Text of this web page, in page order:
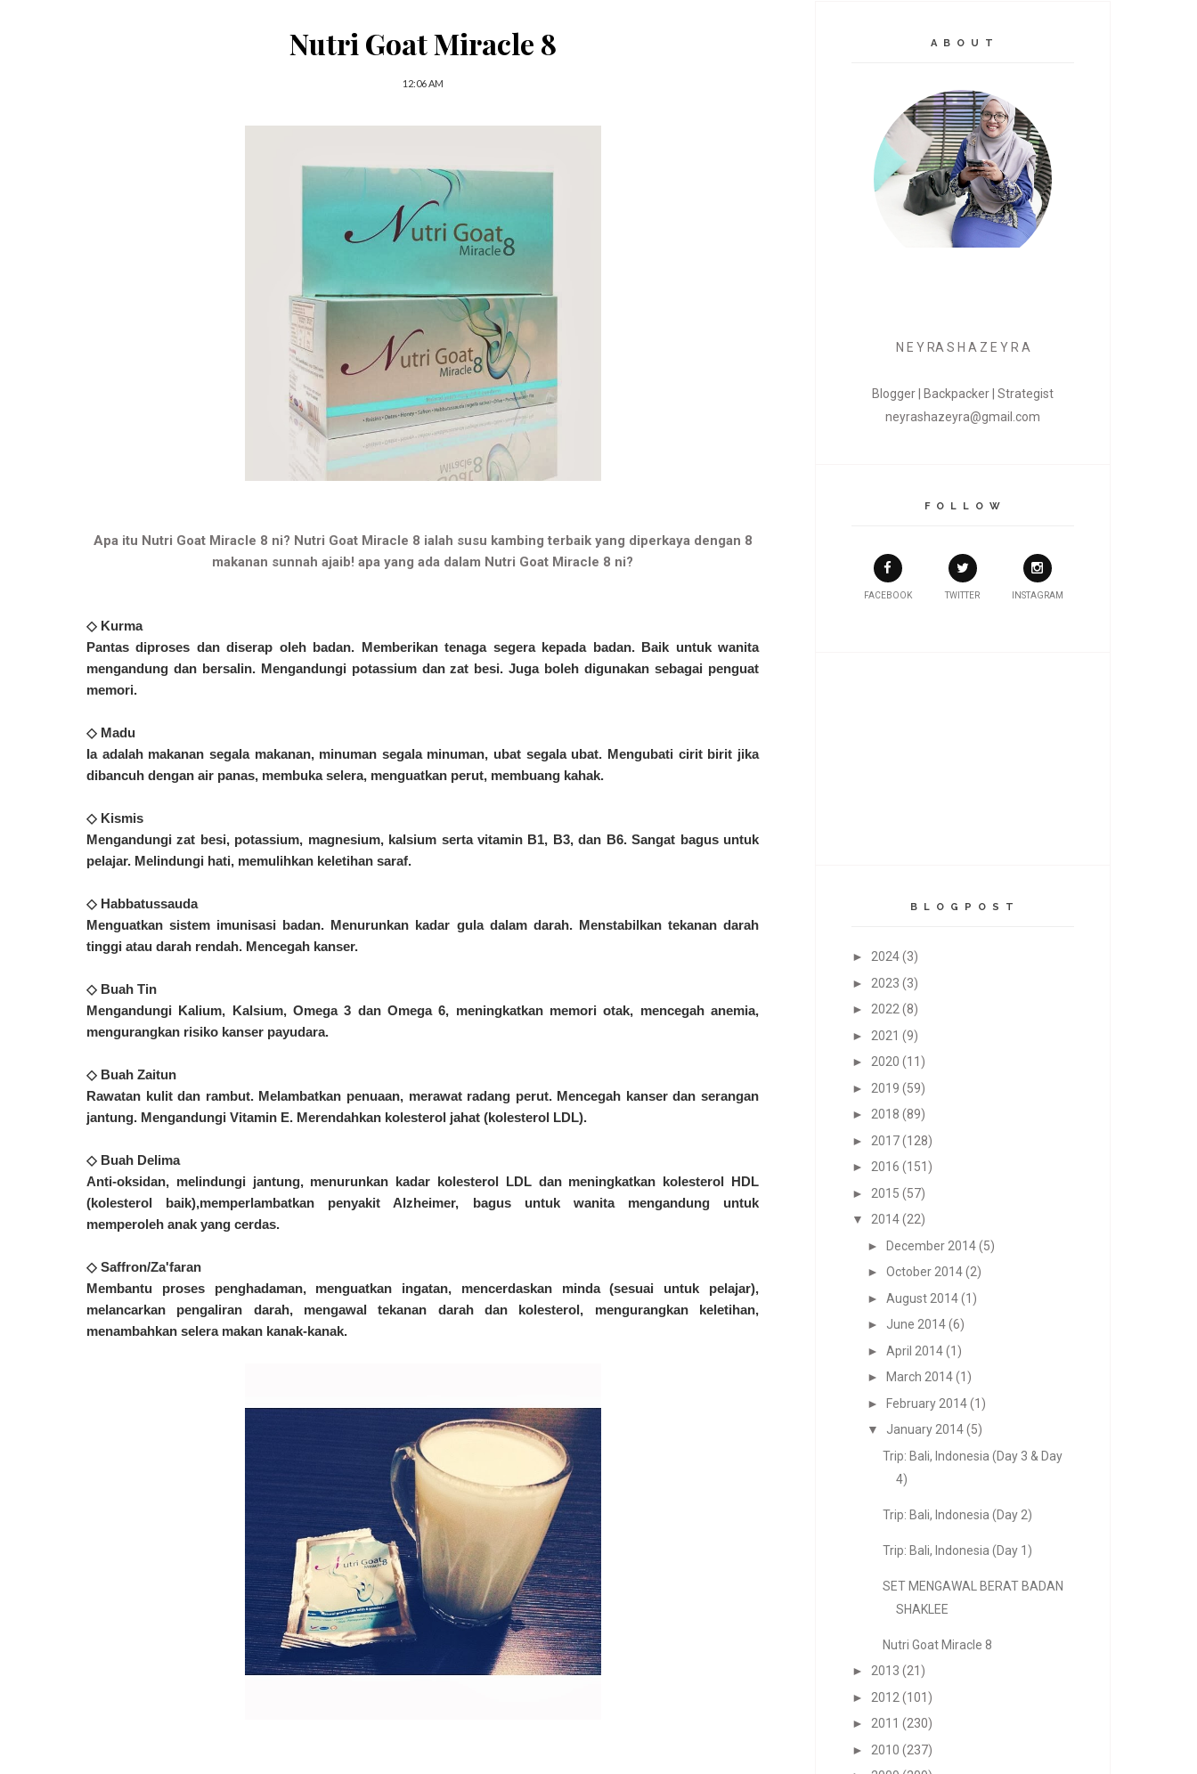
Nutri Goat Miracle 8
12:06 AM
Apa itu Nutri Goat Miracle 8 ni? Nutri Goat Miracle 8 ialah susu kambing terbaik yang diperkaya dengan 8
makanan sunnah ajaib! apa yang ada dalam Nutri Goat Miracle 8 ni?
◇ Kurma
Pantas diproses dan diserap oleh badan. Memberikan tenaga segera kepada badan. Baik untuk wanita
mengandung dan bersalin. Mengandungi potassium dan zat besi. Juga boleh digunakan sebagai penguat
memori.
◇ Madu
Ia adalah makanan segala makanan, minuman segala minuman, ubat segala ubat. Mengubati cirit birit jika
dibancuh dengan air panas, membuka selera, menguatkan perut, membuang kahak.
◇ Kismis
Mengandungi zat besi, potassium, magnesium, kalsium serta vitamin B1, B3, dan B6. Sangat bagus untuk
pelajar. Melindungi hati, memulihkan keletihan saraf.
◇ Habbatussauda
Menguatkan sistem imunisasi badan. Menurunkan kadar gula dalam darah. Menstabilkan tekanan darah
tinggi atau darah rendah. Mencegah kanser.
◇ Buah Tin
Mengandungi Kalium, Kalsium, Omega 3 dan Omega 6, meningkatkan memori otak, mencegah anemia,
mengurangkan risiko kanser payudara.
◇ Buah Zaitun
Rawatan kulit dan rambut. Melambatkan penuaan, merawat radang perut. Mencegah kanser dan serangan
jantung. Mengandungi Vitamin E. Merendahkan kolesterol jahat (kolesterol LDL).
◇ Buah Delima
Anti-oksidan, melindungi jantung, menurunkan kadar kolesterol LDL dan meningkatkan kolesterol HDL
(kolesterol baik),memperlambatkan penyakit Alzheimer, bagus untuk wanita mengandung untuk
memperoleh anak yang cerdas.
◇ Saffron/Za'faran
Membantu proses penghadaman, menguatkan ingatan, mencerdaskan minda (sesuai untuk pelajar),
melancarkan pengaliran darah, mengawal tekanan darah dan kolesterol, mengurangkan keletihan,
menambahkan selera makan kanak-kanak.
A B O U T
N E Y RA S H A Z E Y R A
Blogger | Backpacker | Strategist
neyrashazeyra@gmail.com
F O L L O W
FACEBOOK TWITTER INSTAGRAM
B L O G P O S T
► 2024(3)
► 2023 (3)
► 2022 (8)
► 2021 (9)
► 2020 (11)
► 2019 (59)
► 2018 (89)
► 2017(128)
► 2016 (151)
► 2015 (57)
▼
2014(22)
► December 2014 (5)
► October 2014 (2)
► August 2014 (1)
► June 2014 (6)
► April 2014 (1)
►
March 2014 (1)
► February 2014 (1)
▼
January 2014 (5)
Trip: Bali, Indonesia (Day 3 & Day
4)
Trip: Bali, Indonesia (Day 2)
Trip: Bali, Indonesia (Day 1)
SET MENGAWAL BERAT BADAN
SHAKLEE
Nutri Goat Miracle 8
► 2013 (21)
► 2012 (101)
► 2011 (230)
► 2010 (237)